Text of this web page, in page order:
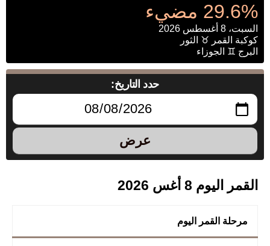
29.6% مضيء
السبت، 8 أغسطس 2026
كوكبة القمر ♉ الثور
البرج ♊ الجوزاء
حدد التاريخ:
عرض
القمر اليوم 8 أغس 2026
مرحلة القمر اليوم